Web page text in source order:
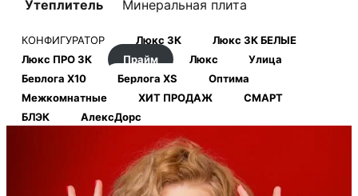
Утеплитель Минеральная плита
КОНФИГУРАТОР Люкс 3К
Люкс 3К БЕЛЫЕ
Люкс ПРО 3К
Прайм Люкс
Улица
Берлога Х10
Берлога XS
Оптима
Межкомнатные
ХИТ ПРОДАЖ
СМАРТ
БЛЭК
АлексДорс